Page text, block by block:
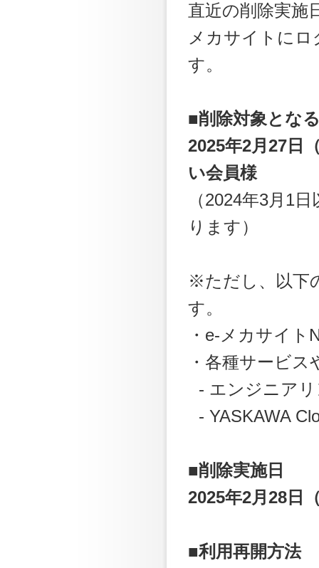
直近の削除実施
メカサイトに
す。
■削除対象とな
2025年2月27日
い会員様
（2024年3月1
ります）
※ただし、以下
す。
・e-メカサイ
・各種サービ
- エンジニア
- YASKAWA
■削除実施日
2025年2月28日
■利用再開方法